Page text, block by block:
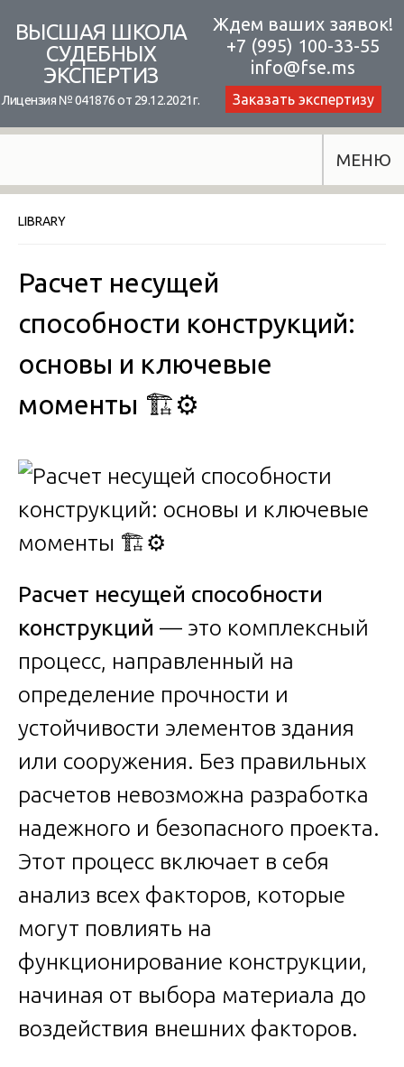
content
ВЫСШАЯ ШКОЛА
СУДЕБНЫХ
ЭКСПЕРТИЗ
Лицензия № 041876 от 29.12.2021г.
Ждем ваших заявок!
+7 (995) 100-33-55
info@fse.ms
Заказать экспертизу
МЕНЮ
LIBRARY
Расчет несущей
способности конструкций:
основы и ключевые
моменты 🏗️⚙️
Расчет несущей способности
конструкций — это комплексный
процесс, направленный на
определение прочности и
устойчивости элементов здания
или сооружения. Без правильных
расчетов невозможна разработка
надежного и безопасного проекта.
Этот процесс включает в себя
анализ всех факторов, которые
могут повлиять на
функционирование конструкции,
начиная от выбора материала до
воздействия внешних факторов.